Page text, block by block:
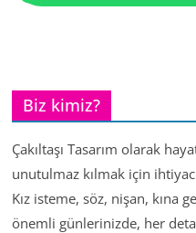
Biz kimiz?
Çakıltaşı Tasarım olarak
unutulmaz kılmak için
Kız isteme, söz, nişan, kına
önemli günlerinizde, her